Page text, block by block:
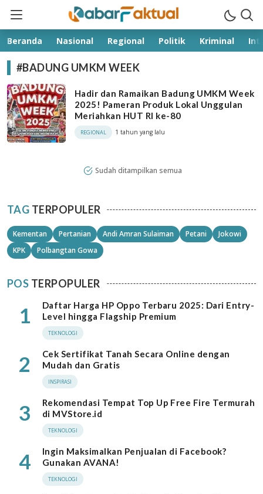
kabarfaktual.com
Terpercaya
Beranda Nasional Regional Politik Kriminal
#BADUNG UMKM WEEK
Hadir dan Ramaikan Badung UMKM Week
2025! Pameran Produk Lokal Unggulan
Meriahkan HUT RI ke-80
REGIONAL 1 tahun yang lalu
Sudah ditampilkan semua
TAG TERPOPULER
Kementan Pertanian Andi Amran Sulaiman Petani
Jokowi
KPK
Polbangtan Gowa
POS TERPOPULER
1
Daftar Harga HP Oppo Terbaru 2025: Dari Entry-
Level hingga Flagship Premium
TEKNOLOGI
2
Cek Sertifikat Tanah Secara Online dengan
Mudah dan Gratis
INSPIRASI
3
Rekomendasi Tempat Top Up Free Fire Termurah
di MVStore.id
TEKNOLOGI
4
Ingin Maksimalkan Penjualan di Facebook?
Gunakan AVANA!
TEKNOLOGI